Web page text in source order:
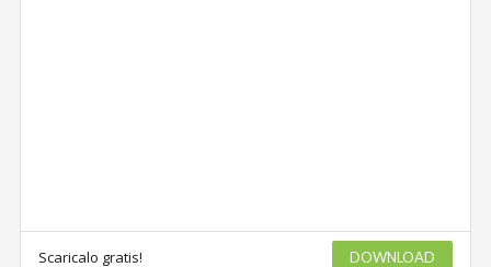
Scaricalo gratis! DOWNLOAD